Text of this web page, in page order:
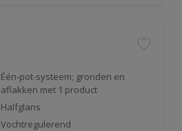
Één-pot-systeem; gronden en
aflakken met 1 product
Halfglans
Vochtregulerend